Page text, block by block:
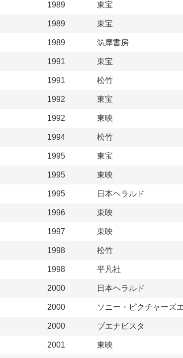
1989 東宝
1989 東宝
1989 筑摩書房
1991 東宝
1991 松竹
1992 東宝
1992 東映
1994 松竹
1995 東宝
1995 東映
1995 日本ヘラルド
1996 東映
1997 東映
1998 松竹
1998 平凡社
2000 日本ヘラルド
2000 ソニー・ピクチャーズ
2000 ブエナビスタ
2001 東映